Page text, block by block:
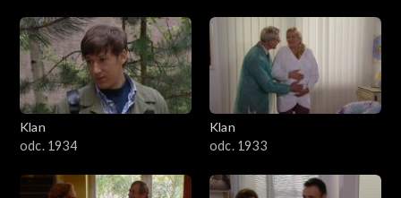
Klan
odc. 1934
Klan
odc. 1933